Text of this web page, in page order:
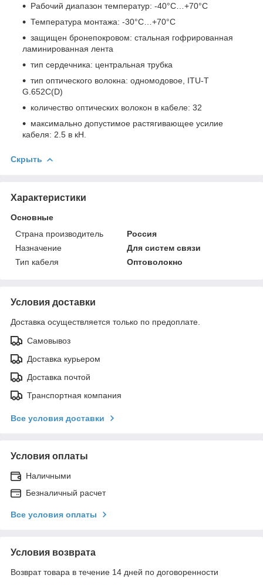
Рабочий диапазон температур: -40°С…+70°С
Температура монтажа: -30°С…+70°С
защищен бронепокровом: стальная гофрированная
ламинированная лента
тип сердечника: центральная трубка
тип оптического волокна: одномодовое, ITU-T
G.652С(D)
количество оптических волокон в кабеле: 32
максимально допустимое растягивающее усилие
кабеля: 2.5 в кН.
Скрыть
Характеристики
Основные
Страна производитель
Россия
Назначение
Для систем связи
Тип кабеля
Оптоволокно
Условия доставки
Доставка осуществляется только по предоплате.
Самовывоз
Доставка курьером
Доставка почтой
Транспортная компания
Все условия доставки
Условия оплаты
Наличными
Безналичный расчет
Все условия оплаты
Условия возврата
Возврат товара в течение 14 дней по договоренности